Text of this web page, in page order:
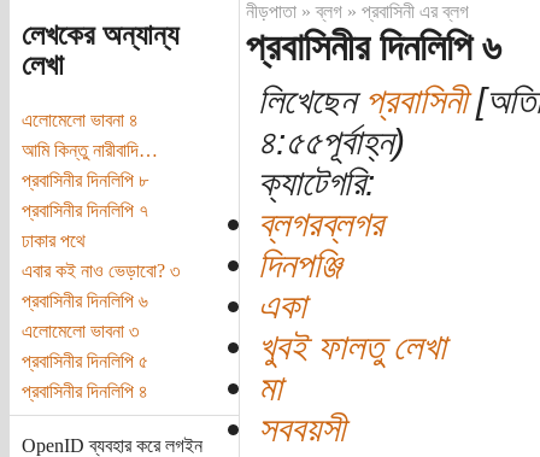
লেখকের অন্যান্য
লেখা
এলোমেলো ভাবনা ৪
আমি কিন্তু নারীবাদি…
প্রবাসিনীর দিনলিপি ৮
প্রবাসিনীর দিনলিপি ৭
ঢাকার পথে
এবার কই নাও ভেড়াবো? ৩
প্রবাসিনীর দিনলিপি ৬
এলোমেলো ভাবনা ৩
প্রবাসিনীর দিনলিপি ৫
প্রবাসিনীর দিনলিপি ৪
OpenID ব্যবহার করে লগইন
নীড়পাতা»ব্লগ» প্রবাসিনী এর ব্লগ
প্রবাসিনীর দিনলিপি ৬
লিখেছেনপ্রবাসিনী
৪:৫৫পূর্বাহ্ন)
ক্যাটেগরি:
ব্লগরব্লগর
দিনপঞ্জি
একা
খুবই ফালতু লেখা
মা
সববয়সী